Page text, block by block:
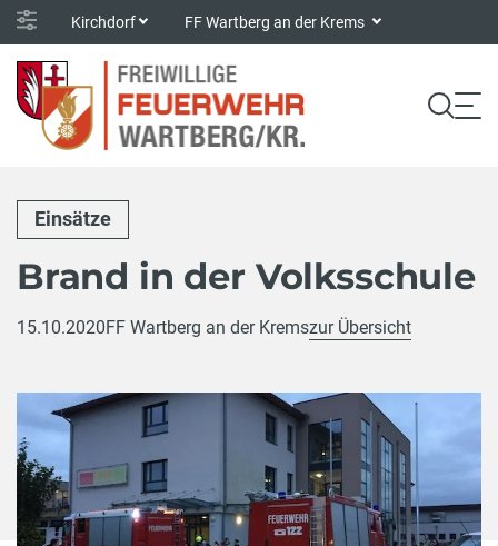
Kirchdorf FF Wartberg an der Krems
Einsätze
Brand in der Volksschule
15.10.2020FF Wartberg an der Kremszur Übersicht